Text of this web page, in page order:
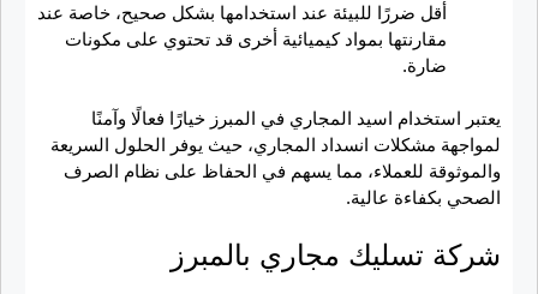
أقل ضررًا للبيئة عند استخدامها بشكل صحيح، خاصة عند
مقارنتها بمواد كيميائية أخرى قد تحتوي على مكونات
ضارة.
يعتبر استخدام اسيد المجاري في المبرز خيارًا فعالًا وآمنًا
لمواجهة مشكلات انسداد المجاري، حيث يوفر الحلول السريعة
والموثوقة للعملاء، مما يسهم في الحفاظ على نظام الصرف
الصحي بكفاءة عالية.
شركة تسليك مجاري بالمبرز